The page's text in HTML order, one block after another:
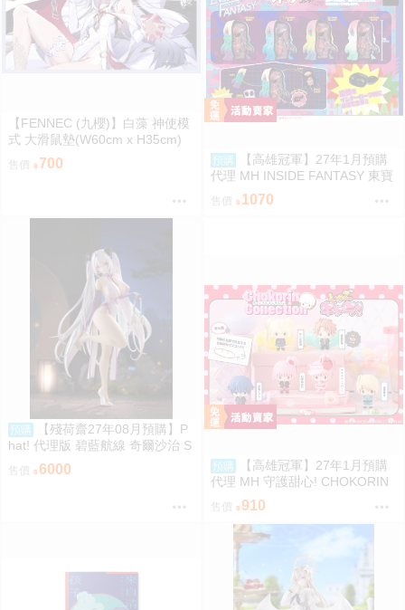
【FENNEC (九櫻)】白藻 神使模
式 大滑鼠墊(W60cm x H35cm)
【FF47場前預購】{宅即門}
700 預購
【高雄冠軍】27年1月預購
代理 MH INSIDE FANTASY 東寶
怪獸 哥吉拉對黑多拉 黑多拉 中
盒4入0813
1070
預購
【殘荷齋27年08月預購】P
hat! 代理版 碧藍航線 奇爾沙治 S
pringtime Data 1/6 PVC完成品 0
923
售價 6000 預購
【高雄冠軍】27年1月預購
代理 MH 守護甜心! CHOKORIN
迷你玩偶收藏集 第1彈 中盒6入
免訂金0813
售價 910